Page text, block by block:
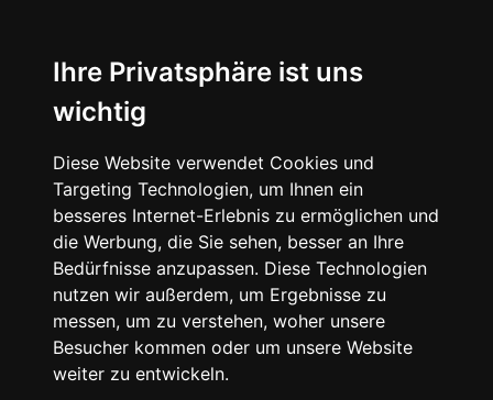
Ihre Privatsphäre ist uns
wichtig
Diese Website verwendet Cookies und
Targeting Technologien, um Ihnen ein
besseres Internet-Erlebnis zu ermöglichen und
die Werbung, die Sie sehen, besser an Ihre
Bedürfnisse anzupassen. Diese Technologien
nutzen wir außerdem, um Ergebnisse zu
messen, um zu verstehen, woher unsere
Besucher kommen oder um unsere Website
weiter zu entwickeln.